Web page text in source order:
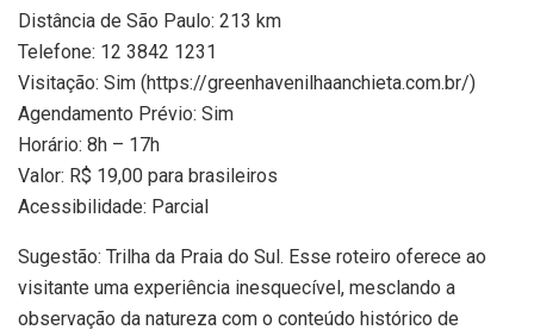
Distância de São Paulo: 213 km
Telefone: 12 3842 1231
Visitação: Sim (https://greenhavenilhaanchieta.com.br/)
Agendamento Prévio: Sim
Horário: 8h – 17h
Valor: R$ 19,00 para brasileiros
Acessibilidade: Parcial
Sugestão: Trilha da Praia do Sul. Esse roteiro oferece ao
visitante uma experiência inesquecível, mesclando a
observação da natureza com o conteúdo histórico de